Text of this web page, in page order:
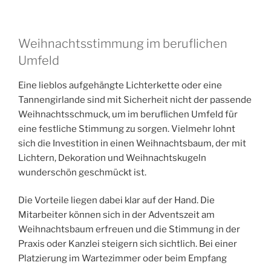
Weihnachtsstimmung im beruflichen
Umfeld
Eine lieblos aufgehängte Lichterkette oder eine
Tannengirlande sind mit Sicherheit nicht der passende
Weihnachtsschmuck, um im beruflichen Umfeld für
eine festliche Stimmung zu sorgen. Vielmehr lohnt
sich die Investition in einen Weihnachtsbaum, der mit
Lichtern, Dekoration und Weihnachtskugeln
wunderschön geschmückt ist.
Die Vorteile liegen dabei klar auf der Hand. Die
Mitarbeiter können sich in der Adventszeit am
Weihnachtsbaum erfreuen und die Stimmung in der
Praxis oder Kanzlei steigern sich sichtlich. Bei einer
Platzierung im Wartezimmer oder beim Empfang